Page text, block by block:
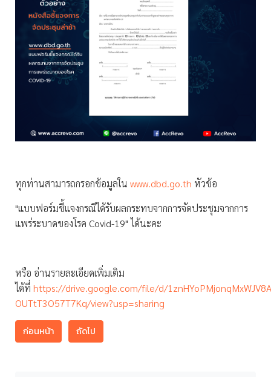
ทุกท่านสามารถกรอกข้อมูลใน www.dbd.go.th หัวข้อ
"แบบฟอร์มชี้แจงกรณีได้รับผลกระทบจากการจัดประชุมจากการ
แพร่ระบาดของโรค Covid-19" ได้นะคะ
หรือ อ่านรายละเอียดเพิ่มเติม
ได้ที่ https://drive.google.com/file/d/
OUTtT3O57T7Kq/view?usp=sharing
ก่อนหน้า ถัดไป